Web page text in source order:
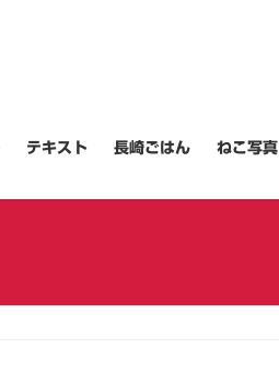
テキスト 長崎ごはん ねこ写真